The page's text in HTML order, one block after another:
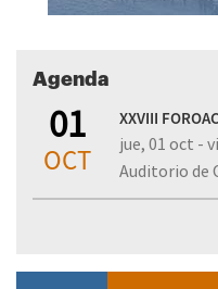
Agenda
01
OCT
XXVIII
jue, 01 oct -
Auditorio de